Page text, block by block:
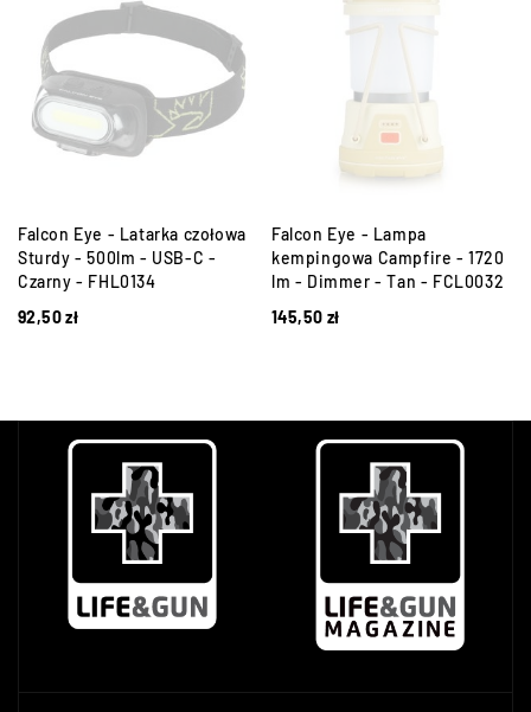
Falcon Eye - Latarka czołowa
Sturdy - 500lm - USB-C -
Czarny - FHL0134
92,50zł
Falcon Eye - Lampa
kempingowa Campfire - 1720
lm - Dimmer - Tan - FCL0032
145,50 zł